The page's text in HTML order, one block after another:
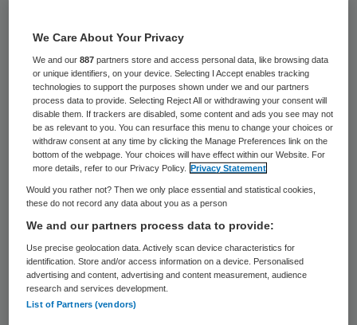
Het Openbaar Ministerie (OM) legt de
Twentse neuroloog die ervan wordt
verdacht tientallen patiënten ernstige
schade te hebben toegebracht door
jarenlang door foutieve diagnoses te
stellen, negen zaken ten laste. Het
zwaarste verwijt is het opzettelijk
benadelen van de gezondheid van
patiënten, met zwaar lichamelijk letsel en
mogelijk zelfs de dood tot gevolg. Dat feit
kan maximaal 9 jaar gevangenisstraf
opleveren.
We Care About Your Privacy
We and our887 partners store and access personal data, like browsing data
or unique identifiers, on your device. Selecting I Accept enables tracking
technologies to support the purposes shown under we and our partners
process data to provide. Selecting Reject All or withdrawing your consent will
disable them. If trackers are disabled, some content and ads you see may not
be as relevant to you. You can resurface this menu to change your choices or
withdraw consent at any time by clicking the Manage Preferences link on the
bottom of the webpage. Your choices will have effect within our Website. For
more details, refer to our Privacy Policy.
Privacy Statement
Would you rather not? Then we only place essential and statistical cookies,
these do not record any data about you as a person
We and our partners process data to provide:
Use precise geolocation data. Actively scan device characteristics for
identification. Store and/or access information on a device. Personalised
advertising and content, advertising and content measurement, audience
research and services development.
List of Partners (vendors)